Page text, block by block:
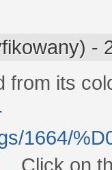
-
from its
1664/
. Click on